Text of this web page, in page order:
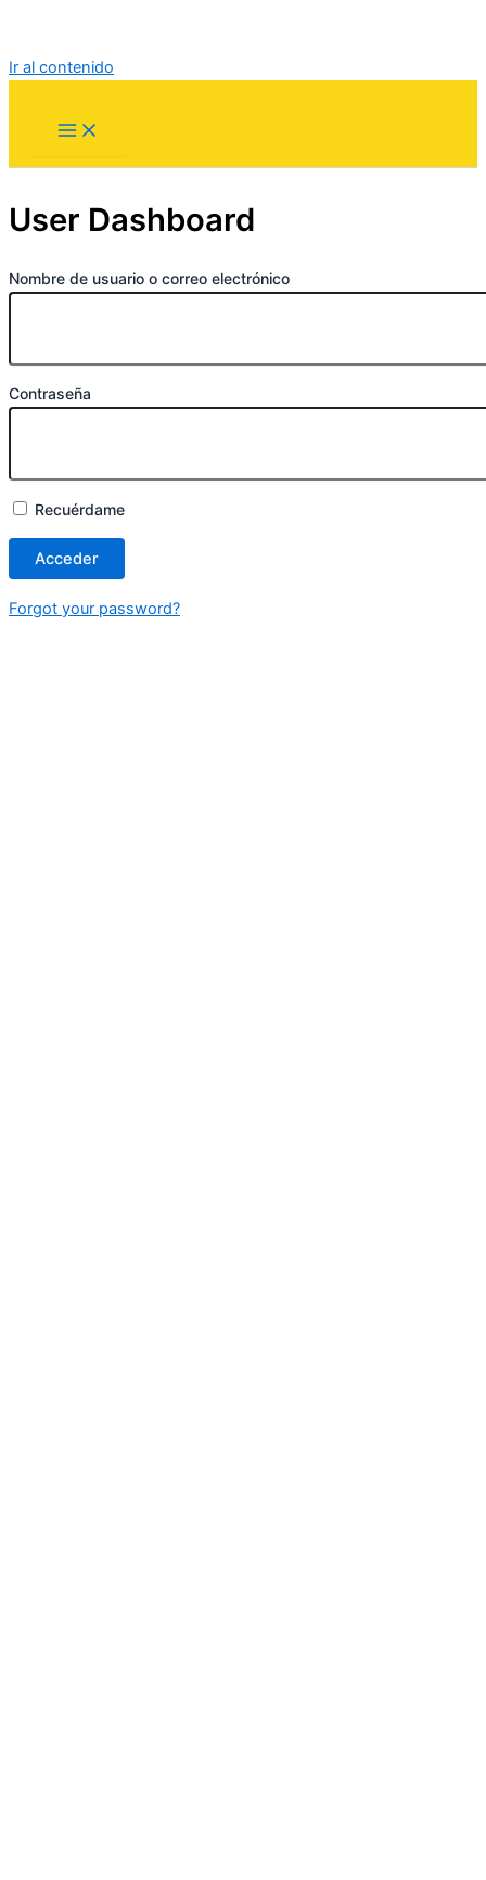
Ir al contenido
User Dashboard
Nombre de usuario o correo electrónico
Contraseña
Recuérdame
Forgot your password?